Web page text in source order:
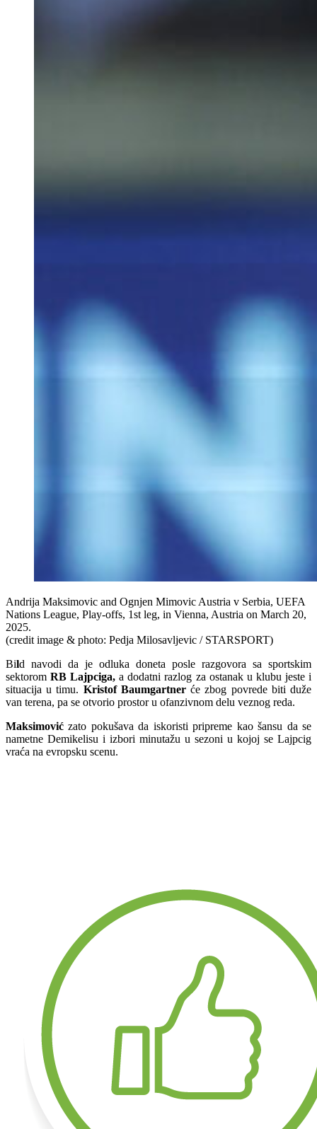
Andrija Maksimovic and Ognjen Mimovic Austria v Serbia, UEFA
Nations League, Play-offs, 1st leg, in Vienna, Austria on March 20,
2025.
(credit image & photo: Pedja Milosavljevic / STARSPORT)
Bild navodi da je odluka doneta posle razgovora sa sportskim
sektoromRB Lajpciga, a dodatni razlog za ostanak u klubu jeste i
situacija u timu. Kristof Baumgartnerće zbog povrede biti duže
van terena, pa se otvorio prostor u ofanzivnom delu veznog reda.
Maksimović zato pokušava da iskoristi pripreme kao šansu da se
nametne Demikelisu i izbori minutažu u sezoni u kojoj se Lajpcig
vraća na evropsku scenu.